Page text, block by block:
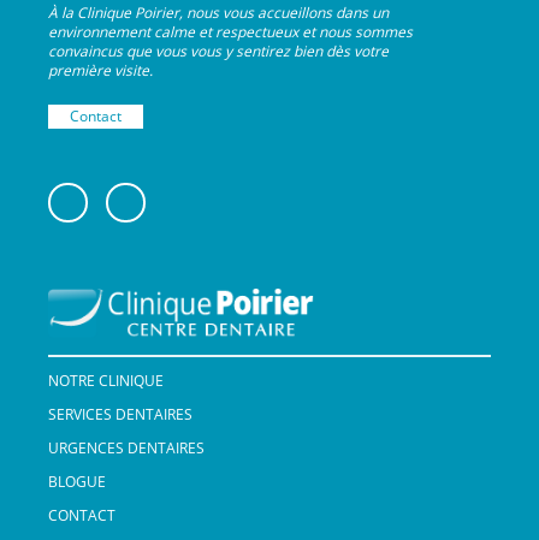
À la Clinique Poirier, nous vous accueillons dans un
environnement calme et respectueux et nous sommes
convaincus que vous vous y sentirez bien dès votre
première visite.
Contact
NOTRE CLINIQUE
SERVICES DENTAIRES
URGENCES DENTAIRES
BLOGUE
CONTACT